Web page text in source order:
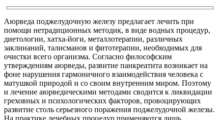
Аюрведа поджелудочную железу предлагает лечить при
помощи нетрадиционных методик, в виде водных процедур,
диетологии, хатха-йоги, металлотерапии, различных
заклинаний, талисманов и фитотерапии, необходимых для
очистки всего организма. Согласно философским
утверждениям аюрведы, развитие панкреатита возникает на
фоне нарушения гармоничного взаимодействия человека с
матушкой природой и со своим внутренним миром. Поэтому
и лечение аюрведическими методами сводится к ликвидации
греховных и психологических факторов, провоцирующих
развитие столь серьезного поражения поджелудочной железы.
На практике лечебных процедур применяются лишь